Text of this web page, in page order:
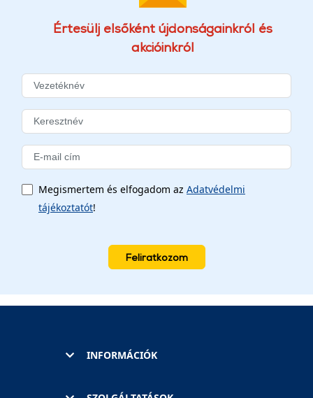
Értesülj elsőként újdonságainkról és
akcióinkról
Megismertem és elfogadom az Adatvédelmi
tájékoztatót!
Feliratkozom
INFORMÁCIÓK